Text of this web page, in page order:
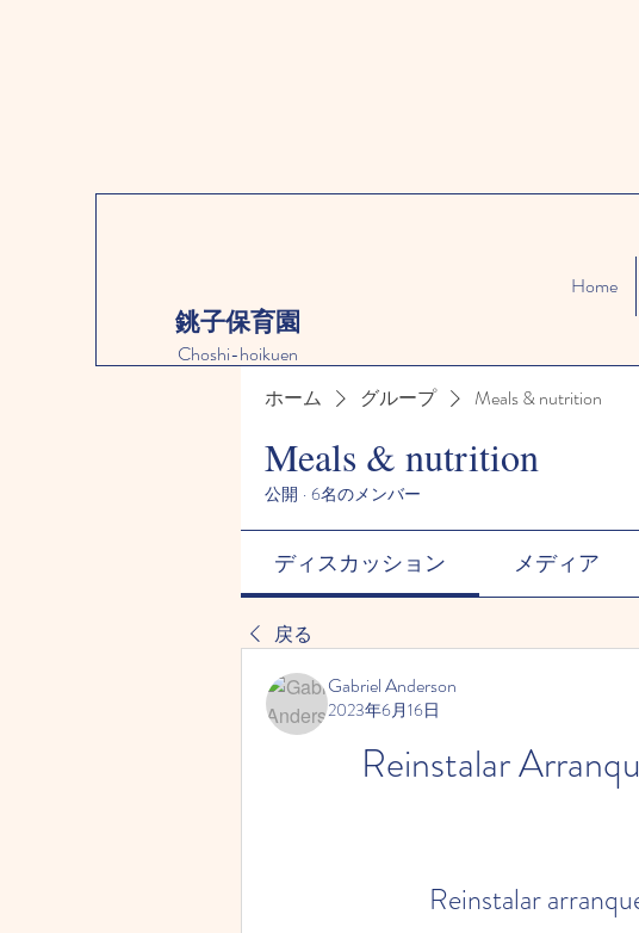
銚子保育園
Choshi-hoikuen
Home
ホーム グループ Meals & nutrition
Meals & nutrition
公開 · 6名のメンバー
ディスカッション メディア
戻る
Gabriel Anderson
2023年6月16日
Reinstalar
Reinstalar